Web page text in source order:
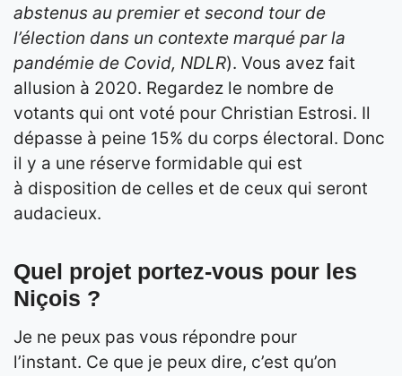
abstenus au premier et second tour de
l’élection dans un contexte marqué par la
pandémie de Covid, NDLR). Vous avez fait
allusion à 2020. Regardez le nombre de
votants qui ont voté pour Christian Estrosi. Il
dépasse à peine 15% du corps électoral. Donc
il y a une réserve formidable qui est
à disposition de celles et de ceux qui seront
audacieux.
Quel projet portez-vous pour les
Niçois ?
Je ne peux pas vous répondre pour
l’instant. Ce que je peux dire, c’est qu’on